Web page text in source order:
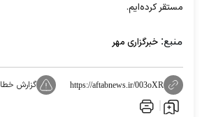
مستقر کرده‌ایم.
منبع: خبرگزاری مهر
https://aftabnews.ir/003oXR گزارش خطا